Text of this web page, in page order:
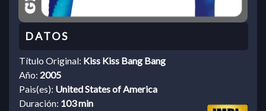
Título Original: Kiss Kiss Bang Bang
Año: 2005
Pais(es): United States of America
Duración: 103 min